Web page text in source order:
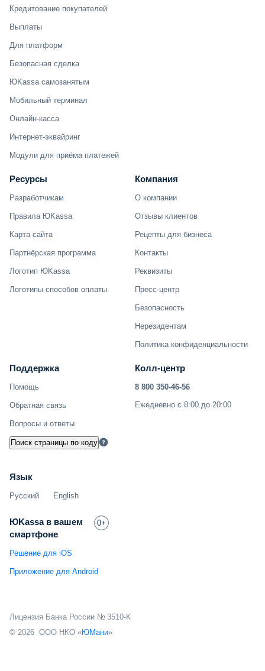
Кредитование покупателей
Выплаты
Для платформ
Безопасная сделка
ЮKassa самозанятым
Мобильный терминал
Онлайн-касса
Интернет-эквайринг
Модули для приёма платежей
Ресурсы
Разработчикам
Правила ЮKassa
Карта сайта
Партнёрская программа
Логотип ЮKassa
Логотипы способов оплаты
Компания
О компании
Отзывы клиентов
Рецепты для бизнеса
Контакты
Реквизиты
Пресс-центр
Безопасность
Нерезидентам
Политика конфиденциальности
Поддержка
Помощь
Обратная связь
Вопросы и ответы
Поиск страницы по коду
Колл-центр
8 800 350-46-56
Ежедневно с 8:00 до 20:00
Язык
Русский English
ЮKassa в вашем
смартфоне
0+
Решение для iOS
Приложение для Android
Лицензия Банка России № 3510-К
© 2026 ООО НКО «ЮМани»